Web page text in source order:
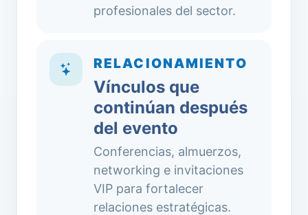
profesionales del sector.
RELACIONAMIENTO
Vínculos que
continúan después
del evento
Conferencias, almuerzos,
networking e invitaciones
VIP para fortalecer
relaciones estratégicas.